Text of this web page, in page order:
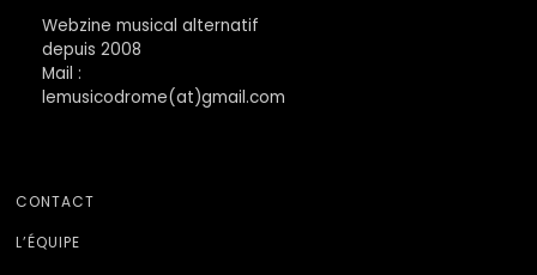
Webzine musical alternatif
depuis 2008
Mail :
lemusicodrome(at)gmail.com
CONTACT
L’ÉQUIPE